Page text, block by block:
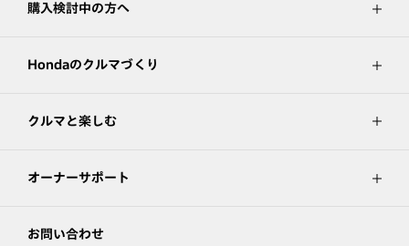
購入検討中の方へ
Hondaのクルマづくり
クルマと楽しむ
オーナーサポート
お問い合わせ